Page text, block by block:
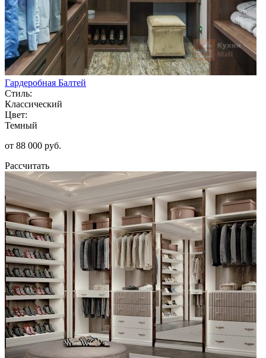
Гардеробная Балтей
Стиль:
Классический
Цвет:
Темный
от 88 000 руб.
Рассчитать